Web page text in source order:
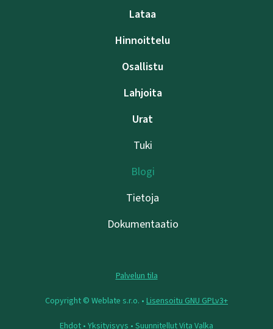
Lataa
Hinnoittelu
Osallistu
Lahjoita
Urat
Tuki
Blogi
Tietoja
Dokumentaatio
Palvelun tila
Copyright © Weblate s.r.o. • Lisensoitu GNU GPLv3+
Ehdot • Yksityisyys • SuunnitellutVita Valka